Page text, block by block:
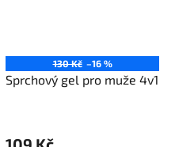
130 Kč –16 %
Sprchový gel pro muže 4v1